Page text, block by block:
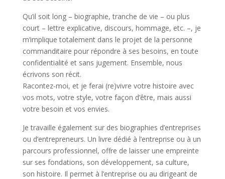
Qu’il soit long – biographie, tranche de vie – ou plus
court – lettre explicative, discours, hommage, etc. –, je
m’implique totalement dans le projet de la personne
commanditaire pour répondre à ses besoins, en toute
confidentialité et sans jugement. Ensemble, nous
écrivons son récit.
Racontez-moi, et je ferai (re)vivre votre histoire avec
vos mots, votre style, votre façon d’être, mais aussi
votre besoin et vos envies.
Je travaille également sur des biographies d’entreprises
ou d’entrepreneurs. Un livre dédié à l’entreprise ou à un
parcours professionnel, offre de laisser une empreinte
sur ses fondations, son développement, sa culture,
son histoire. Il permet à l’entreprise ou au dirigeant de